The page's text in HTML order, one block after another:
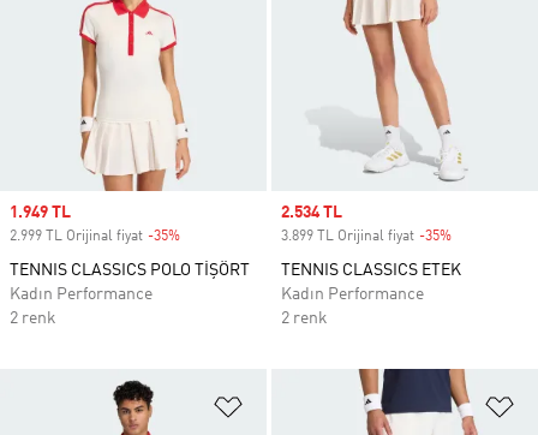
Sale price
1.949 TL
2.999 TL Orijinal fiyat -35%
TENNIS CLASSICS POLO TİŞÖRT
Kadın Performance
2 renk
Sale price
2.534 TL
3.899 TL Orijinal fiyat -35%
TENNIS CLASSICS ETEK
Kadın Performance
2 renk
Favori Listesine Ekle